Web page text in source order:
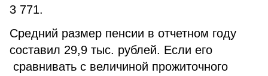
3 771.
Средний размер пенсии в отчетном году
составил 29,9 тыс. рублей. Если его
сравнивать с величиной прожиточного